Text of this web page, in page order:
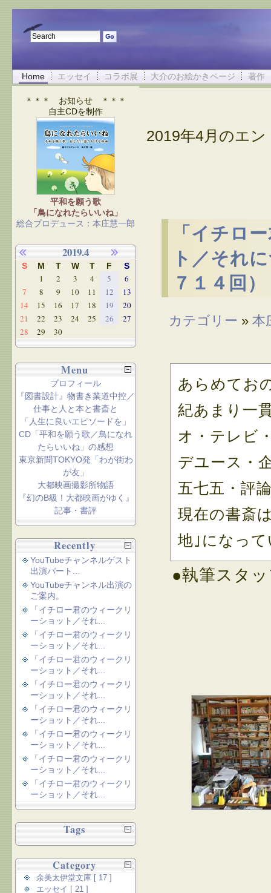
Home エッセイ コラボ展 大介のお絵かきページ 著作
2019年4月のエ
「イチロ
ト／それ
７１４回）
カテゴリー » 本
あらめてお
紀あまり一
オ・テレビ
デユース・
五七五・評
現在の書斎
地｣になっ
●執筆スタ
＊＊＊ お知らせ ＊＊＊
自主CDを制作
平和を願う歌
「鳥になれたらいいね」
総合プロデュース：本庄慧一郎
2019.4
S M T W T F S
1 2 3 4 5
6
7
8 9 10 11 12
13
14
15 16 17 18 19
20
21
22 23 24 25 26
27
28
29 30
Menu
プロフィール
『図書設計』物書き業道中控／
仕事と人と本と書斎と
「人生に良いエピソードを」
CD「平和を願う歌／鳥になれ
たらいいね」の感想
東京新聞TOKYO発「わが街わ
が友」
大都映画撮影所物語
『幻のB級！大都映画がゆく』
記事・書評
Recently
YouTubeチャンネルゲスト
出演パート...
YouTubeチャンネル出演の
ご案内。
「イチロー君のウィークリ
ーショット／それ...
「イチロー君のウィークリ
ーショット／それ...
「イチロー君のウィークリ
ーショット／それ...
「イチロー君のウィークリ
ーショット／それ...
「イチロー君のウィークリ
ーショット／それ...
「イチロー君のウィークリ
ーショット／それ...
「イチロー君のウィークリ
ーショット／それ...
「イチロー君のウィークリ
ーショット／それ...
Tags
Category
余美太伊堂文庫 [ 17 ]
エッセイ [ 21 ]